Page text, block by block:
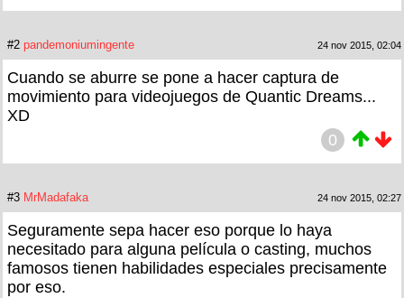
#2 pandemoniumingente 24 nov 2015, 02:04
Cuando se aburre se pone a hacer captura de
movimiento para videojuegos de Quantic Dreams...
XD
0
#3 MrMadafaka 24 nov 2015, 02:27
Seguramente sepa hacer eso porque lo haya
necesitado para alguna película o casting, muchos
famosos tienen habilidades especiales precisamente
por eso.